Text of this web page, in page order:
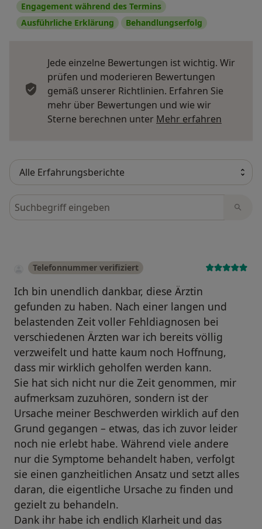
Engagement während des Termins
Ausführliche Erklärung
Behandlungserfolg
Jede einzelne Bewertungen ist wichtig. Wir
prüfen und moderieren Bewertungen
gemäß unserer Richtlinien. Erfahren Sie
mehr über Bewertungen und wie wir
Sterne berechnen unter Mehr erfahren
Bewertungen durchsuchen
Telefonnummer verifiziert
Ich bin unendlich dankbar, diese Ärztin
gefunden zu haben. Nach einer langen und
belastenden Zeit voller Fehldiagnosen bei
verschiedenen Ärzten war ich bereits völlig
verzweifelt und hatte kaum noch Hoffnung,
dass mir wirklich geholfen werden kann.
Sie hat sich nicht nur die Zeit genommen, mir
aufmerksam zuzuhören, sondern ist der
Ursache meiner Beschwerden wirklich auf den
Grund gegangen – etwas, das ich zuvor leider
noch nie erlebt habe. Während viele andere
nur die Symptome behandelt haben, verfolgt
sie einen ganzheitlichen Ansatz und setzt alles
daran, die eigentliche Ursache zu finden und
gezielt zu behandeln.
Dank ihr habe ich endlich Klarheit und das